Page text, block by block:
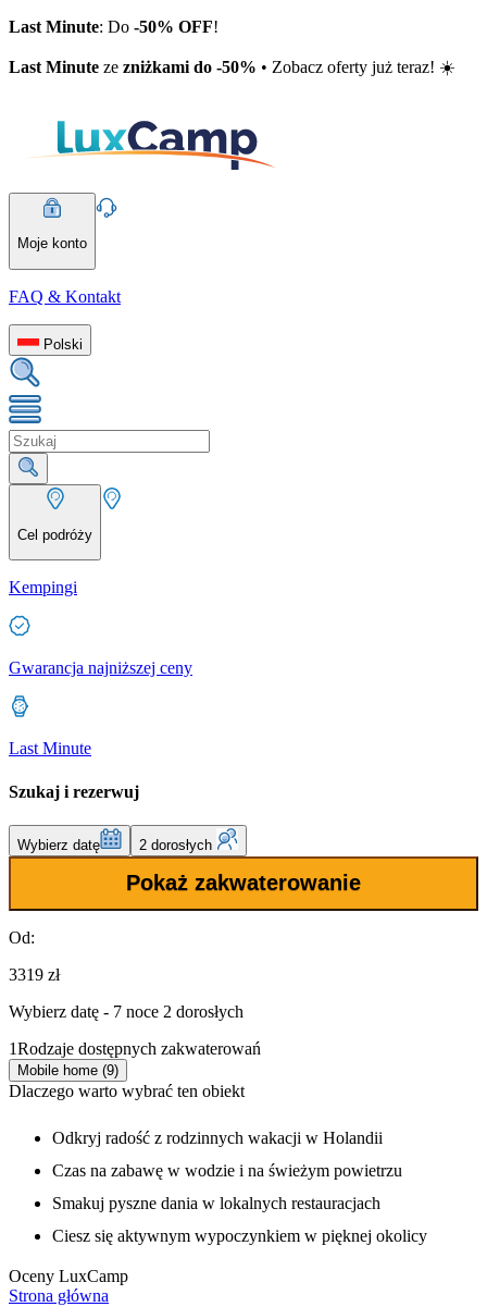
Last Minute: Do -50% OFF!
Last Minute ze zniżkami do -50% • Zobacz oferty już teraz! ☀️
Moje konto
FAQ & Kontakt
Polski
Cel podróży
Kempingi
Gwarancja najniższej ceny
Last Minute
Szukaj i rezerwuj
Wybierz datę 2 dorosłych
Pokaż zakwaterowanie
Od:
3319 zł
Wybierz datę - 7 noce 2 dorosłych
1Rodzaje dostępnych zakwaterowań
Mobile home (9)
Dlaczego warto wybrać ten obiekt
Odkryj radość z rodzinnych wakacji w Holandii
Czas na zabawę w wodzie i na świeżym powietrzu
Smakuj pyszne dania w lokalnych restauracjach
Ciesz się aktywnym wypoczynkiem w pięknej okolicy
Oceny LuxCamp
Strona główna